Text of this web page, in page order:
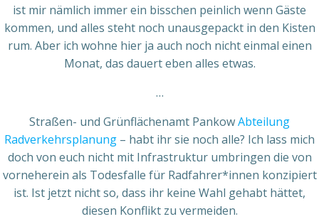
ist mir nämlich immer ein bisschen peinlich wenn Gäste
kommen, und alles steht noch unausgepackt in den Kisten
rum. Aber ich wohne hier ja auch noch nicht einmal einen
Monat, das dauert eben alles etwas.
…
Straßen- und Grünflächenamt PankowAbteilung
Radverkehrsplanung – habt ihr sie noch alle? Ich lass mich
doch von euch nicht mit Infrastruktur umbringen die von
vorneherein als Todesfalle für Radfahrer*innen konzipiert
ist. Ist jetzt nicht so, dass ihr keine Wahl gehabt hättet,
diesen Konflikt zu vermeiden.